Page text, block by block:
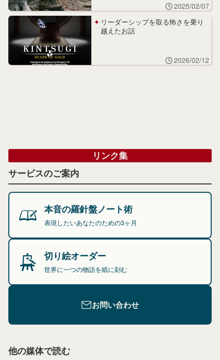
2025/02/07
リーダーシップを取る怖さを乗り
越えたお話
2026/02/12
リンク集
サービスのご案内
本音の羅針盤ノート術
表現したいあなたのための3ヶ月
切り絵オーダー
世界に一つの物語を紙に刻む
お問い合わせ
他の媒体で読む